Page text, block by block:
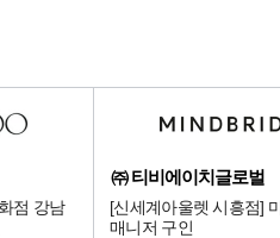
점 강남
㈜ 티비에이치글로벌
[신세계아울렛 시흥점]
매니저 구인